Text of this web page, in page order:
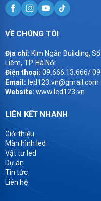
VỀ CHÚNG TÔI
Địa chỉ: Kim Ngân Building,
Liêm, TP. Hà Nội
Điện thoại: 09.666.13.666/
Email: led123.vn@gmail.com
Website: www.led123.vn
LIÊN KẾT NHANH
Giới thiệu
Màn hình led
Vật tư led
Dự án
Tin tức
Liên hệ